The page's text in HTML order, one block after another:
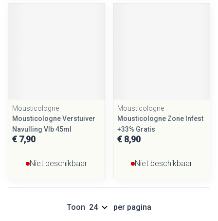
Mousticologne
Mousticologne Verstuiver
Navulling Vlb 45ml
€ 7,90
Niet beschikbaar
Mousticologne
Mousticologne Zone Infest
+33% Gratis
€ 8,90
Niet beschikbaar
Toon per pagina